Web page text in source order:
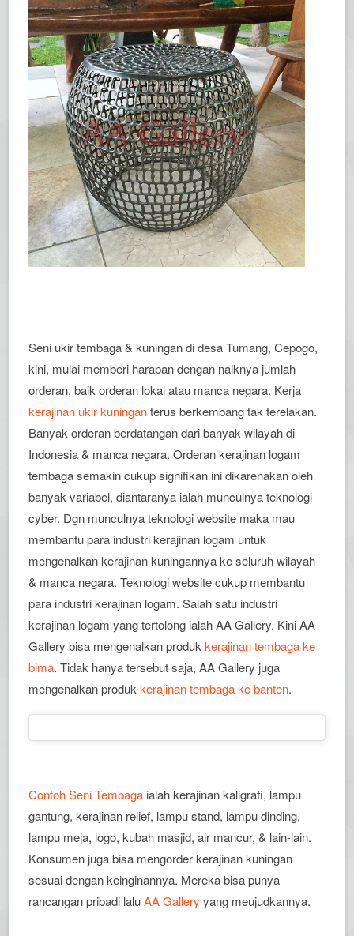
Seni ukir tembaga & kuningan di desa Tumang, Cepogo,
kini, mulai memberi harapan dengan naiknya jumlah
orderan, baik orderan lokal atau manca negara. Kerja
kerajinan ukir kuninganterus berkembang tak terelakan.
Banyak orderan berdatangan dari banyak wilayah di
Indonesia & manca negara. Orderan kerajinan logam
tembaga semakin cukup signifikan ini dikarenakan oleh
banyak variabel, diantaranya ialah munculnya teknologi
cyber. Dgn munculnya teknologi website maka mau
membantu para industri kerajinan logam untuk
mengenalkan kerajinan kuningannya ke seluruh wilayah
& manca negara. Teknologi website cukup membantu
para industri kerajinan logam. Salah satu industri
kerajinan logam yang tertolong ialah AA Gallery. Kini AA
Gallery bisa mengenalkan produkkerajinan tembaga ke
bima. Tidak hanya tersebut saja, AA Gallery juga
mengenalkan produkkerajinan tembaga ke banten.
Contoh Seni Tembaga ialah kerajinan kaligrafi, lampu
gantung, kerajinan relief, lampu stand, lampu dinding,
lampu meja, logo, kubah masjid, air mancur, & lain-lain.
Konsumen juga bisa mengorder kerajinan kuningan
sesuai dengan keinginannya. Mereka bisa punya
rancangan pribadi laluAA Gallery yang meujudkannya.